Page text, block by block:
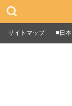
サイトマップ ■日本